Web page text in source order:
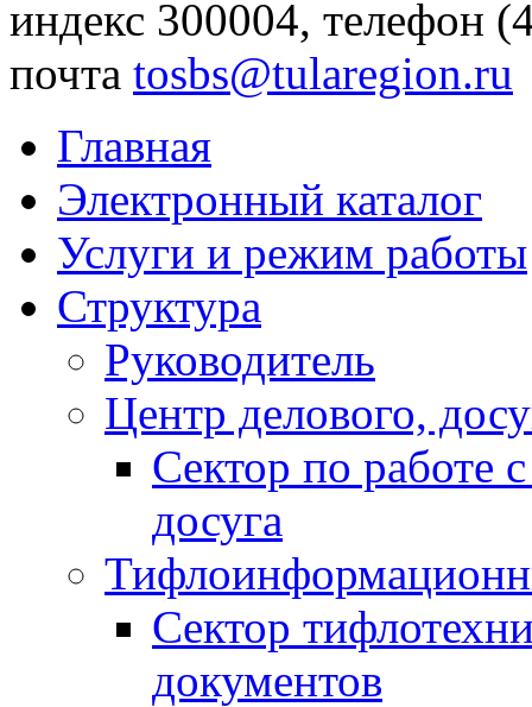
индекс 300004, телефон
почта tosbs@tularegion.ru
Главная
Электронный каталог
Услуги и режим работы
Структура
Руководитель
Центр делового,
Сектор по работе
досуга
Сектор
документов